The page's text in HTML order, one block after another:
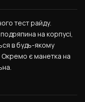
тест райду.
на корпусі,
в будь-якому
є манетка на